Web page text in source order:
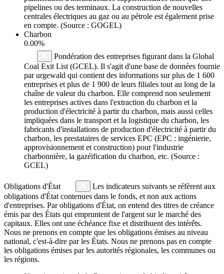
pipelines ou des terminaux. La construction de nouvelles
centrales électriques au gaz ou au pétrole est également prise
en compte. (Source : GOGEL)
Charbon
0.00%
Pondération des entreprises figurant dans la Global
Coal Exit List (GCEL). Il s'agit d'une base de données fournie
par urgewald qui contient des informations sur plus de 1 600
entreprises et plus de 1 900 de leurs filiales tout au long de la
chaîne de valeur du charbon. Elle comprend non seulement
les entreprises actives dans l'extraction du charbon et la
production d'électricité à partir du charbon, mais aussi celles
impliquées dans le transport et la logistique du charbon, les
fabricants d'installations de production d'électricité à partir du
charbon, les prestataires de services EPC (EPC : ingénierie,
approvisionnement et construction) pour l'industrie
charbonnière, la gazéification du charbon, etc. (Source :
GCEL)
Obligations d'État
Les indicateurs suivants se réfèrent aux
obligations d'État contenues dans le fonds, et non aux actions
d'entreprises. Par obligations d'État, on entend des titres de créance
émis par des États qui empruntent de l'argent sur le marché des
capitaux. Elles ont une échéance fixe et distribuent des intérêts.
Nous ne prenons en compte que les obligations émises au niveau
national, c'est-à-dire par les États. Nous ne prenons pas en compte
les obligations émises par les autorités régionales, les communes ou
les régions.